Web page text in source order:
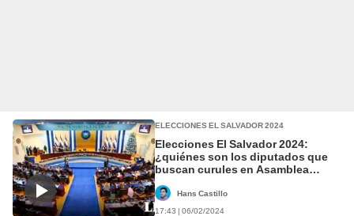
ELECCIONES EL SALVADOR 2024
Elecciones El Salvador 2024:
¿quiénes son los diputados que
buscan curules en Asamblea
Hans Castillo
17:43 | 06/02/2024